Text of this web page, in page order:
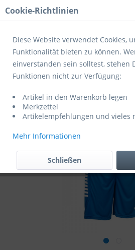
Menü
Übersicht Zusatzaustattung
für Mitglieder des SV
Cookie-Richtlinien
Diese Website verwendet Cookies,
Funktionalität bieten zu können.
einverstanden sein solltest, stehen
Funktionen nicht zur Verfügung:
Artikel in den Warenkorb legen
Merkzettel
Artikelempfehlungen und vieles
Mehr Informationen
Schließen